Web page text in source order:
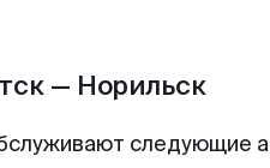
— Норильск
следующие